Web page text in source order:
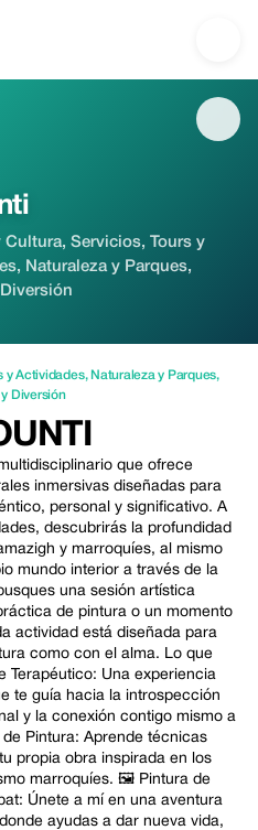
to 15% off | Tourist
Cultura, Servicios, Tours y
Naturaleza y Parques,
y Actividades, Naturaleza y Parques,
y Diversión
que ofrece
inmersivas diseñadas para
personal y significativo. A
descubrirás la profundidad
y marroquíes, al mismo
mundo interior a través de la
una sesión artística
de pintura o un momento
actividad está diseñada para
como con el alma. Lo que
Terapéutico: Una experiencia
te guía hacia la introspección
y la conexión contigo mismo a
Pintura: Aprende técnicas
propia obra inspirada en los
marroquíes. 🖼️ Pintura de
Únete a mí en una aventura
ayudas a dar nueva vida,